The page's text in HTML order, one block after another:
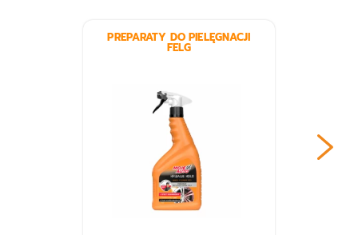
PREPARATY DO PIELĘGNACJI
FELG